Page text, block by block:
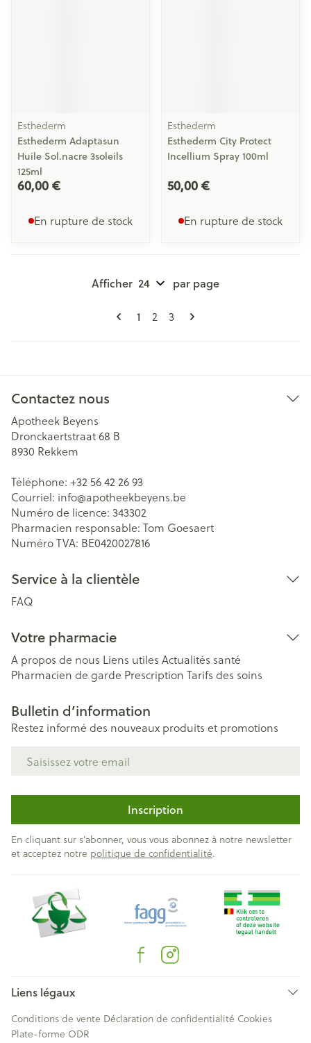
Esthederm
Esthederm Adaptasun
Huile Sol.nacre 3soleils
125ml
60,00 €
En rupture de stock
Esthederm
Esthederm City Protect
Incellium Spray 100ml
50,00 €
En rupture de stock
Pages
Vous lisez actuellement la page
1 Page
2 Page
3
Afficher par page
Contactez nous
Apotheek Beyens
Dronckaertstraat 68 B
8930 Rekkem
Téléphone: +32 56 42 26 93
Courriel: info@apotheekbeyens.be
Numéro de licence: 343302
Pharmacien responsable: Tom Goesaert
Numéro TVA: BE0420027816
Service à la clientèle
FAQ
Votre pharmacie
A propos de nous Liens utiles Actualités santé
Pharmacien de garde Prescription Tarifs des soins
Bulletin d’information
Restez informé des nouveaux produits et promotions
Inscription
En cliquant sur s'abonner, vous vous abonnez à notre newsletter
et acceptez notre politique de confidentialité.
Liens légaux
Conditions de vente Déclaration de confidentialité Cookies
Plate-forme ODR